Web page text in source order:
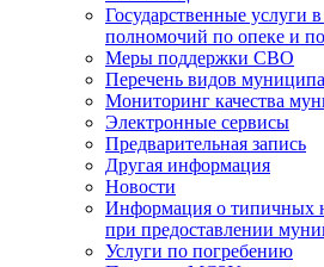
Государственные услуги
полномочий по опеке и
Меры поддержки СВО
Перечень видов
Мониторинг качества
Электронные сервисы
Предварительная запись
Другая информация
Новости
Информация о типичных
при предоставлении
Услуги по погребению